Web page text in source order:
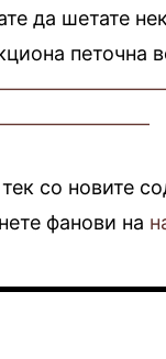
да шетате
петочна
со новите
фанови на